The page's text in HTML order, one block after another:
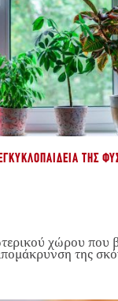
ΕΓΚΥΚΛΟΠΑΊΔΕΙΑ ΤΗΣ
χώρου που
της